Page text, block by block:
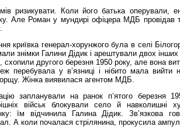
ризикувати. Коли його батька оперували,
Але Роман у мундирі офіцера МДБ провідав
криївка генерал-хорунжого була в селі
знімки Галини Дідик і арештували двох
схопили другого березня 1950 року, але вона
перебувала у в’язниці і нібито мала
Жінка виявилася агентом МДБ.
запланували на ранок п’ятого березня
військ блокували село й навколишні
їм відчинила Галина Дідик. Зв’язкова
А коли почалася стрілянина, прокусила